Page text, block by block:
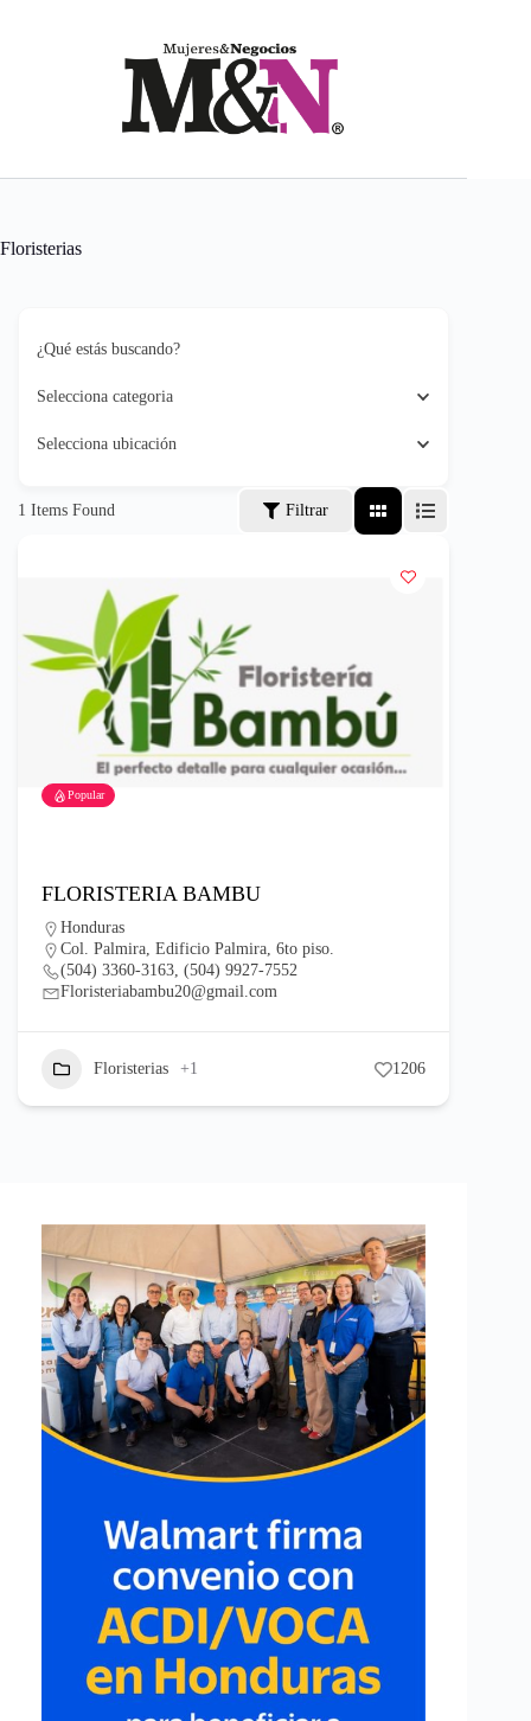
Floristerias
¿Qué estás buscando?
Selecciona categoria
Selecciona ubicación
1 Items Found Filtrar
Popular
FLORISTERIA BAMBU
Honduras
Col. Palmira, Edificio Palmira, 6to piso.
(504) 3360-3163, (504) 9927-7552
Floristeriabambu20@gmail.com
Floristerias +1 1206